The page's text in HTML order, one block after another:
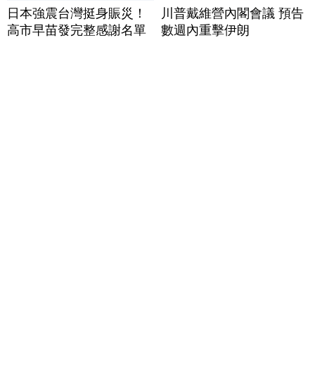
日本強震台灣挺身賑災！
高市早苗發完整感謝名單
川普戴維營內閣會議 預告
數週內重擊伊朗